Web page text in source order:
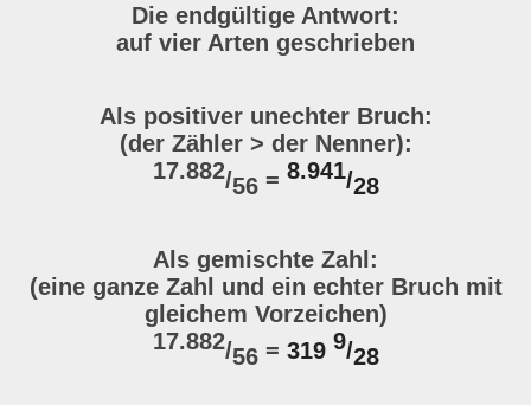
Die endgültige Antwort:
auf vier Arten geschrieben
Als positiver unechter Bruch:
(der Zähler > der Nenner):
17.882/56 = 8.941/28
Als gemischte Zahl:
(eine ganze Zahl und ein echter Bruch mit
gleichem Vorzeichen)
17.882/56 = 319 9/28